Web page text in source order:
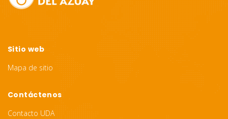
Sitio web
Mapa de sitio
Contáctenos
Contacto UDA